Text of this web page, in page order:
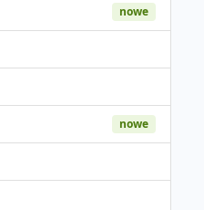
nowe
nowe